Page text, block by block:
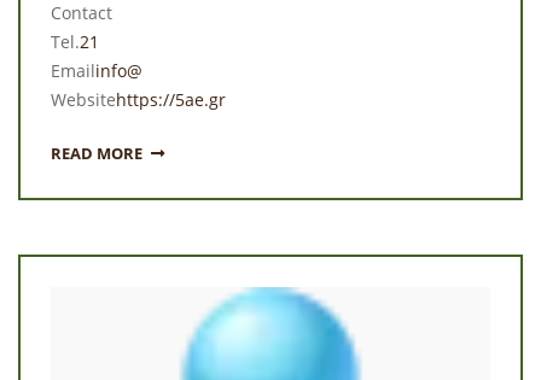
Contact
Tel.21
Emailinfo@
Websitehttps://5ae.gr
READ MORE